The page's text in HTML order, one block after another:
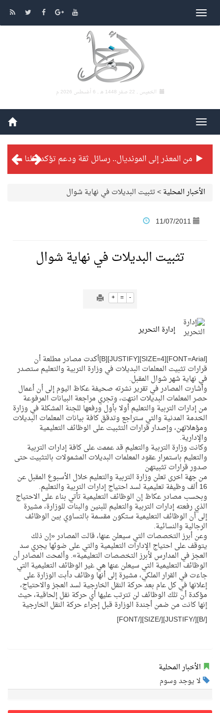
الخميس , 22 صفر 1448 هـ , 6 أغسطس 2026 م
من المعذر إلى المونديال.. رسائل ثقة ودعم تؤكد: كلنا مع الأخضر
سيل الخير يروي ملاعب الكوكب
كأس العالم للرياضات الإلكترونية شاهد على ريادة المملكة والنهضة الشاملة فيها
المنتخب السعودي ينافس (64) دولة في أولمبياد الفلك والفيزياء الفلكية الدولي بالهند
كأس العالم للرياضات الإلكترونية: فريق Karmine Corp الفرنسي بطلًا لبطولة Rocket League
الأخبار المحلية>تثبيت البديلات في نهاية شوال
11/07/2011
تثبيت البديلات في نهاية شوال
+ = -
إدارة التحرير
[FONT=Arial][SIZE=4][JUSTIFY][B]أكدت مصادر مطلعة أن
قرارات تثبيت المعلمات البديلات في وزارة التربية والتعليم ستصدر
في نهاية شهر شوال المقبل.
وأشارت المصادر في تقرير نشرته صحيفة عكاظ اليوم إلى أن أعمال
حصر المعلمات البديلات انتهت، وتجري مراجعة البيانات المرفوعة
من إدارات التربية والتعليم أولا بأول ورفعها للجنة المشكلة في وزارة
الخدمة المدنية والتي ستراجع وتدقق كافة بيانات المعلمات البديلات
ومؤهلاتهن، وإصدار قرارات التثبيت على الوظائف التعليمية
والإدارية.
وكانت وزارة التربية والتعليم قد عممت على كافة إدارات التربية
والتعليم باستمرار عقود المعلمات البديلات المشمولات بالتثبيت حتى
صدور قرارات تثبيتهن
من جهة اخرى تعلن وزارة التربية والتعليم خلال الأسبوع المقبل عن
16 ألف وظيفة تعليمية لسد احتياج إدارات التربية والتعليم.
وبحسب مصادر عكاظ إن الوظائف التعليمية تأتي بناء على الاحتياج
الذي رفعته إدارات التربية والتعليم للبنين والبنات للوزارة، مشيرة
إلى أن الوظائف التعليمية ستكون مقسمة بالتساوي بين الوظائف
الرجالية والنسائية.
وعن أبرز التخصصات التي سيعلن عنها، قالت المصادر «إن ذلك
يتوقف على احتياج الإدارات التعليمية والتي على ضوئها يجري سد
العجز في المدارس لأبرز التخصصات التعليمية». وألمحت المصادر أن
الوظائف التعليمية التي سيعلن عنها هي غير الوظائف التعليمية التي
جاءت في القرار الملكي، مشيرة إلى أنها وظائف دأبت الوزارة على
إعلانها في كل عام بعد حركة النقل الخارجية لسد العجز والاحتياج،
مؤكدة أن تلك الوظائف لن تترتب عليها أي حركة نقل إلحاقية، حيث
إنها كانت من ضمن أجندة الوزارة قبل إجراء حركة النقل الخارجية
[/B][/JUSTIFY][/SIZE][/FONT]
الأخبار المحلية
لا يوجد وسوم